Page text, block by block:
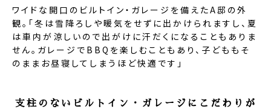
ワイドな開口のビルトイン・ガレージを備えたA邸の外
観。「冬は雪降ろしや暖気をせずに出かけられますし、夏
は車内が涼しいので出がけに汗だくになることもありま
せん。ガレージでBBQを楽しむこともあり、子どももそ
のままお昼寝してしまうほど快適です」
支柱のないビルトイン・ガレージにこだわりが